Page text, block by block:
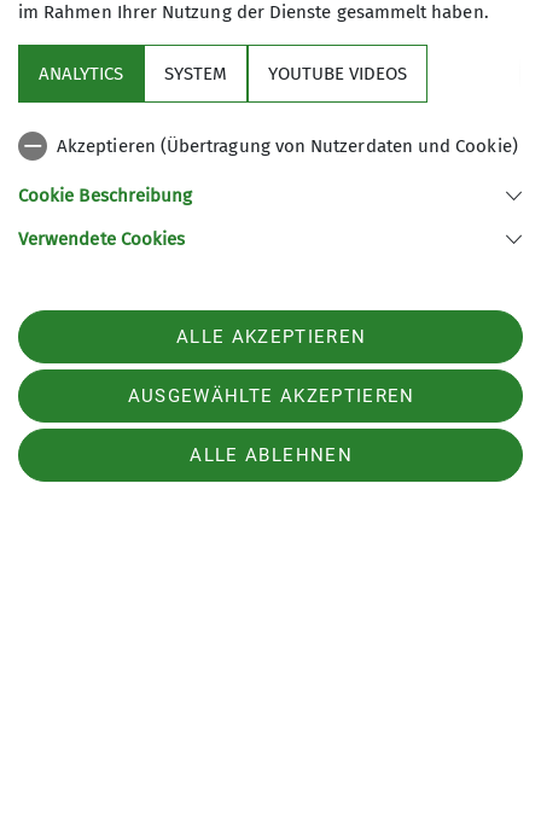
14.04.2026
News
Nach der Renovierung der Jahnhalle Günzburg
sind wir mit der Geschäftsstelle seit 14.04.2026
Jahnstraße 4a, 89312 Günzburg.
Telefonnummer 0049-176-55 72 59 33 ist
geblieben.
im Rahmen Ihrer Nutzung der Dienste gesammelt haben.
ANALYTICS SYSTEM YOUTUBE VIDEOS
Akzeptieren (Übertragung von Nutzerdaten und Cookie)
Cookie Beschreibung
Verwendete Cookies
ALLE AKZEPTIEREN
AUSGEWÄHLTE AKZEPTIEREN
ALLE ABLEHNEN